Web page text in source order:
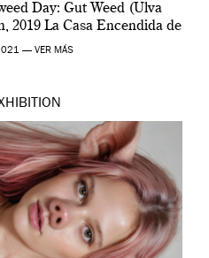
Day: Gut Weed (Ulva
2019 La Casa Encendida de
Wellcome […]
— VER MÁS